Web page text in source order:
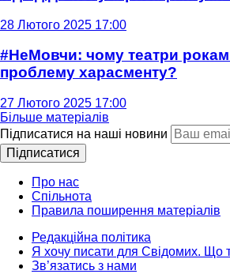
28 Лютого 2025 17:00
#НеМовчи: чому театри
проблему харасменту?
27 Лютого 2025 17:00
Більше матеріалів
Підписатися на наші новини
Підписатися
Про нас
Спільнота
Правила поширення матеріалів
Редакційна політика
Я хочу писати для Свідомих. Що
Зв’язатись з нами